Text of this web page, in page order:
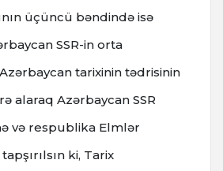
üçüncü bəndində isə
SSR-in orta
tarixinin tədrisinin
alaraq Azərbaycan SSR
və respublika Elmlər
ki, Tarix